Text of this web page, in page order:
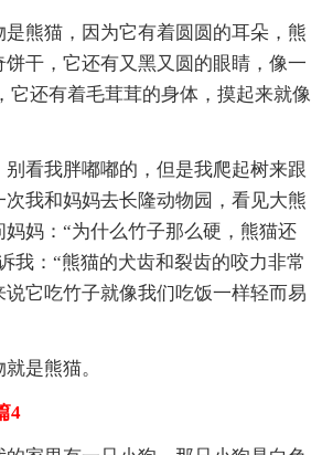
熊猫，因为它有着圆圆的耳朵，熊
干，它还有又黑又圆的眼睛，像一
它还有着毛茸茸的身体，摸起来就像
别看我胖嘟嘟的，但是我爬起树来跟
我和妈妈去长隆动物园，看见大熊
妈：“为什么竹子那么硬，熊猫还
我：“熊猫的犬齿和裂齿的咬力非常
它吃竹子就像我们吃饭一样轻而易
是熊猫。
4